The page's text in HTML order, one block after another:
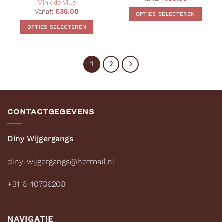
OPTIES SELECTEREN
optie
Mink de Ville
Vanaf: €35.00
OPTIES SELECTEREN
meerdere
Deze
kan
op
productpagina
1 2
CONTACTGEGEVENS
Diny Wijgergangs
diny-wijgergangs@hotmail.nl
+31 6 40736208
NAVIGATIE